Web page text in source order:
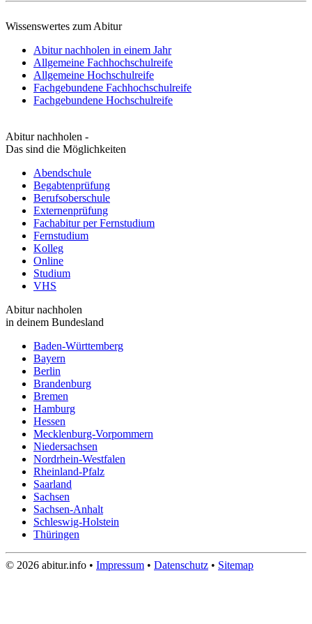
Wissenswertes zum Abitur
Abitur nachholen in einem Jahr
Allgemeine Fachhochschulreife
Allgemeine Hochschulreife
Fachgebundene Fachhochschulreife
Fachgebundene Hochschulreife
Abitur nachholen -
Das sind die Möglichkeiten
Abendschule
Begabtenprüfung
Berufsoberschule
Externenprüfung
Fachabitur per Fernstudium
Fernstudium
Kolleg
Online
Studium
VHS
Abitur nachholen
in deinem Bundesland
Baden-Württemberg
Bayern
Berlin
Brandenburg
Bremen
Hamburg
Hessen
Mecklenburg-Vorpommern
Niedersachsen
Nordrhein-Westfalen
Rheinland-Pfalz
Saarland
Sachsen
Sachsen-Anhalt
Schleswig-Holstein
Thüringen
© 2026 abitur.info • Impressum • Datenschutz • Sitemap